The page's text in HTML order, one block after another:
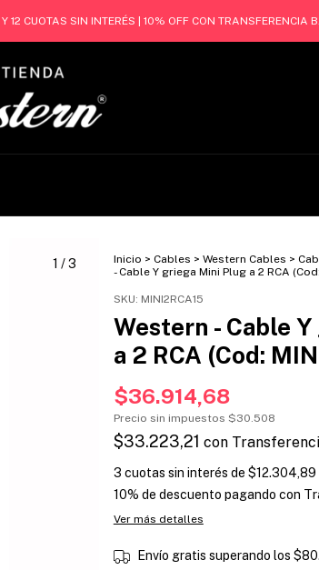
SIN INTERÉS | 10% OFF CON TRANSFERENCIA
1 /3 Inicio > Cables > Western Cables >
- Cable Y griega Mini Plug a 2 RCA
SKU: MINI2RCA15
Western - Cable
a 2 RCA (Cod:
$36.914,68
Precio sin impuestos $30.508
$33.223,21 con
3 cuotas sin interés de $12.304,89
10% de descuento pagando con
Ver más detalles
Envío gratis superando los